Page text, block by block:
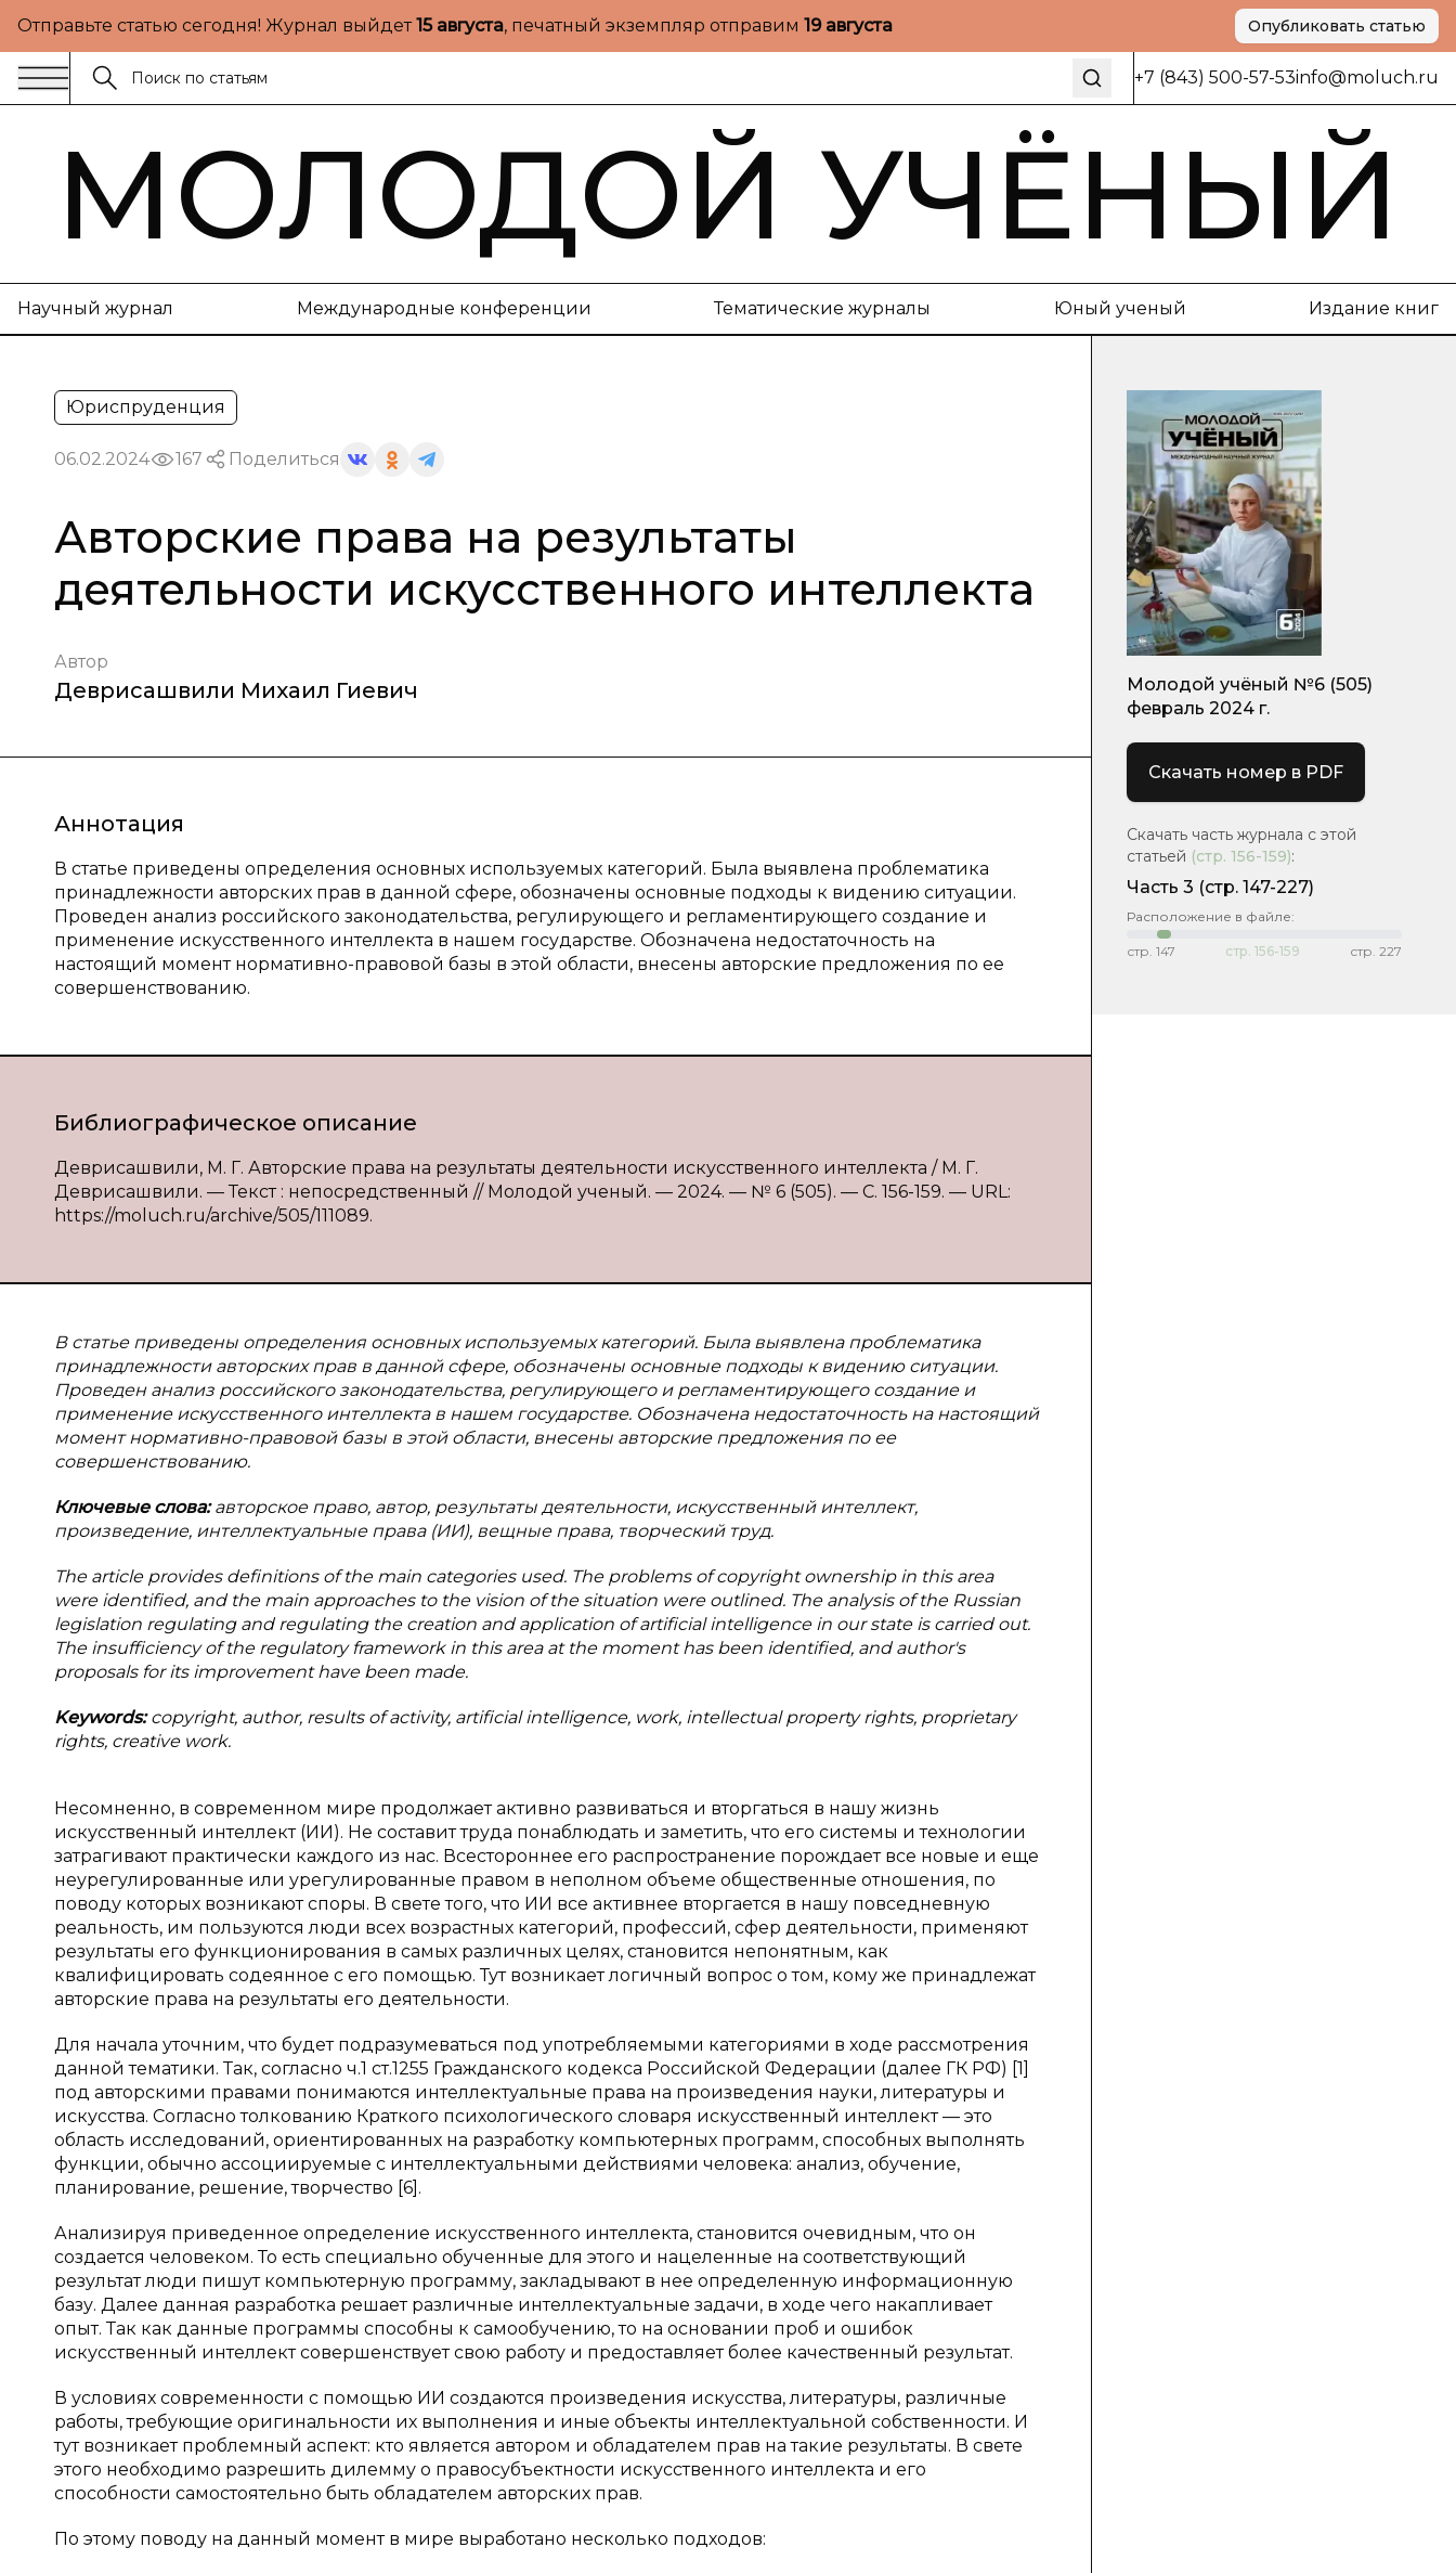
Отправьте статью сегодня! Журнал выйдет15 августа, печатный экземпляр отправим 19 августа Опубликовать статью
+7 (843) 500-57-53info@moluch.ru
МОЛОДОЙ УЧЁНЫЙ
Научный журнал Международные конференции Тематические журналы Юный ученый Издание книг
Юриспруденция
06.02.2024 167 Поделиться
Авторские права на результаты
деятельности искусственного интеллекта
Автор
Деврисашвили Михаил Гиевич
Аннотация
В статье приведены определения основных используемых категорий. Была выявлена проблематика
принадлежности авторских прав в данной сфере, обозначены основные подходы к видению ситуации.
Проведен анализ российского законодательства, регулирующего и регламентирующего создание и
применение искусственного интеллекта в нашем государстве. Обозначена недостаточность на
настоящий момент нормативно-правовой базы в этой области, внесены авторские предложения по ее
совершенствованию.
Библиографическое описание
Деврисашвили, М. Г. Авторские права на результаты деятельности искусственного интеллекта / М. Г.
Деврисашвили. — Текст : непосредственный // Молодой ученый. — 2024. — № 6 (505). — С. 156-159. — URL:
https://moluch.ru/archive/505/111089.
В статье приведены определения основных используемых категорий. Была выявлена проблематика
принадлежности авторских прав в данной сфере, обозначены основные подходы к видению ситуации.
Проведен анализ российского законодательства, регулирующего и регламентирующего создание и
применение искусственного интеллекта в нашем государстве. Обозначена недостаточность на настоящий
момент нормативно-правовой базы в этой области, внесены авторские предложения по ее
совершенствованию.
Ключевые слова:авторское право, автор, результаты деятельности, искусственный интеллект,
произведение, интеллектуальные права (ИИ), вещные права, творческий труд.
The article provides definitions of the main categories used. The problems of copyright ownership in this area
were identified, and the main approaches to the vision of the situation were outlined. The analysis of the Russian
legislation regulating and regulating the creation and application of artificial intelligence in our state is carried out.
The insufficiency of the regulatory framework in this area at the moment has been identified, and author's
proposals for its improvement have been made.
Keywords:copyright, author, results of activity, artificial intelligence, work, intellectual property rights, proprietary
rights, creative work.
Несомненно, в современном мире продолжает активно развиваться и вторгаться в нашу жизнь
искусственный интеллект (ИИ). Не составит труда понаблюдать и заметить, что его системы и технологии
затрагивают практически каждого из нас. Всестороннее его распространение порождает все новые и еще
неурегулированные или урегулированные правом в неполном объеме общественные отношения, по
поводу которых возникают споры. В свете того, что ИИ все активнее вторгается в нашу повседневную
реальность, им пользуются люди всех возрастных категорий, профессий, сфер деятельности, применяют
результаты его функционирования в самых различных целях, становится непонятным, как
квалифицировать содеянное с его помощью. Тут возникает логичный вопрос о том, кому же принадлежат
авторские права на результаты его деятельности.
Для начала уточним, что будет подразумеваться под употребляемыми категориями в ходе рассмотрения
данной тематики. Так, согласно ч.1 ст.1255 Гражданского кодекса Российской Федерации (далее ГК РФ) [1]
под авторскими правами понимаются интеллектуальные права на произведения науки, литературы и
искусства. Согласно толкованию Краткого психологического словаря искусственный интеллект — это
область исследований, ориентированных на разработку компьютерных программ, способных выполнять
функции, обычно ассоциируемые с интеллектуальными действиями человека: анализ, обучение,
планирование, решение, творчество [6].
Анализируя приведенное определение искусственного интеллекта, становится очевидным, что он
создается человеком. То есть специально обученные для этого и нацеленные на соответствующий
результат люди пишут компьютерную программу, закладывают в нее определенную информационную
базу. Далее данная разработка решает различные интеллектуальные задачи, в ходе чего накапливает
опыт. Так как данные программы способны к самообучению, то на основании проб и ошибок
искусственный интеллект совершенствует свою работу и предоставляет более качественный результат.
В условиях современности с помощью ИИ создаются произведения искусства, литературы, различные
работы, требующие оригинальности их выполнения и иные объекты интеллектуальной собственности. И
тут возникает проблемный аспект: кто является автором и обладателем прав на такие результаты. В свете
этого необходимо разрешить дилемму о правосубъектности искусственного интеллекта и его
способности самостоятельно быть обладателем авторских прав.
По этому поводу на данный момент в мире выработано несколько подходов:
Молодой учёный №6 (505)
февраль 2024 г.
Скачать номер в PDF
Скачать часть журнала с этой
статьей (стр. 156-159):
Часть 3 (стр. 147-227)
Расположение в файле:
стр. 147 стр. 156-159 стр. 227